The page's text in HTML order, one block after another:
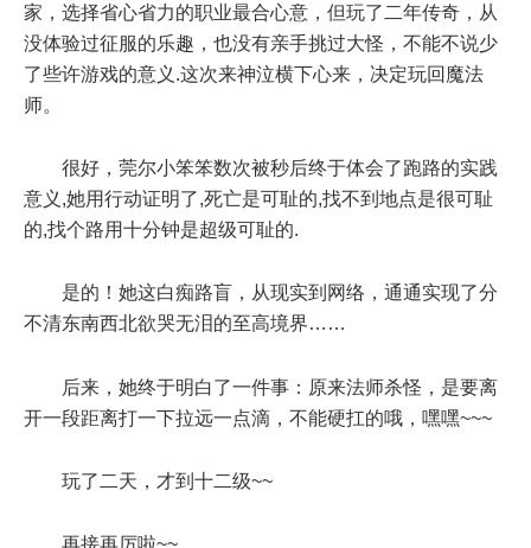
家，选择省心省力的职业最合心意，但玩了二年传奇，从
没体验过征服的乐趣，也没有亲手挑过大怪，不能不说少
了些许游戏的意义.这次来神泣横下心来，决定玩回魔法
师。
很好，莞尔小笨笨数次被秒后终于体会了跑路的实践
意义,她用行动证明了,死亡是可耻的,找不到地点是很可耻
的,找个路用十分钟是超级可耻的.
是的！她这白痴路盲，从现实到网络，通通实现了分
不清东南西北欲哭无泪的至高境界……
后来，她终于明白了一件事：原来法师杀怪，是要离
开一段距离打一下拉远一点滴，不能硬扛的哦，嘿嘿~~~
玩了二天，才到十二级~~
再接再厉啦~~